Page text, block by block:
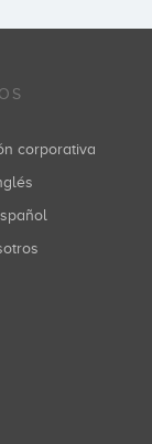
corporativa